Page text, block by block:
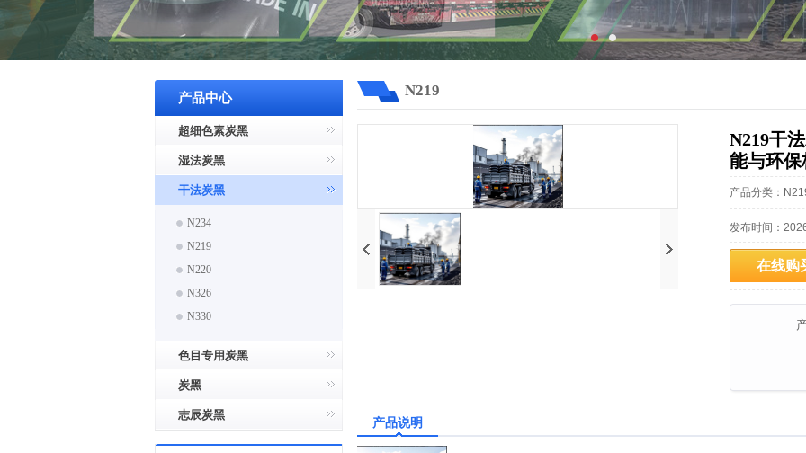
产品中心
超细色素炭黑
湿法炭黑
干法炭黑
N234
N219
N220
N326
N330
色目专用炭黑
炭黑
志辰炭黑
N219
N219干
能与环保
产品分类：
发布时间：
在线购
产品说明